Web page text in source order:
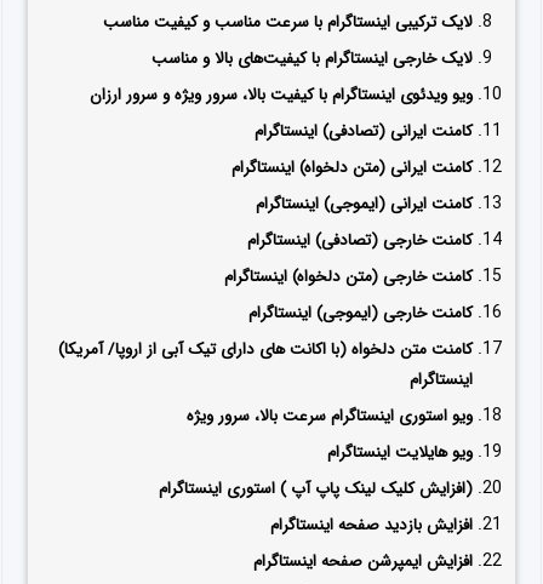
لایک ترکیبی اینستاگرام با سرعت مناسب و کیفیت مناسب
لایک خارجی اینستاگرام با کیفیت‌های بالا و مناسب
ویو ویدئوی اینستاگرام با کیفیت بالا، سرور ویژه و سرور ارزان
کامنت ایرانی (تصادفی) اینستاگرام
کامنت ایرانی (متن دلخواه) اینستاگرام
کامنت ایرانی (ایموجی) اینستاگرام
کامنت خارجی (تصادفی) اینستاگرام
کامنت خارجی (متن دلخواه) اینستاگرام
کامنت خارجی (ایموجی) اینستاگرام
کامنت متن دلخواه (با اکانت های دارای تیک آبی از اروپا/ آمریکا)
اینستاگرام
ویو استوری اینستاگرام سرعت بالا، سرور ویژه
ویو هایلایت اینستاگرام
(افزایش کلیک لینک پاپ آپ ) استوری اینستاگرام
افزایش بازدید صفحه اینستاگرام
افزایش ایمپرشن صفحه اینستاگرام